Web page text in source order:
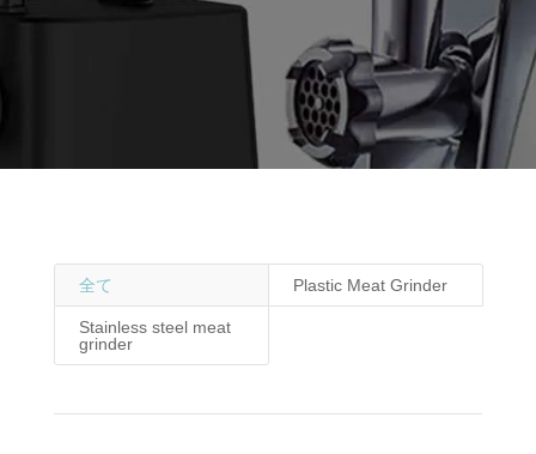
全て Plastic Meat Grinder
Stainless steel meat
grinder